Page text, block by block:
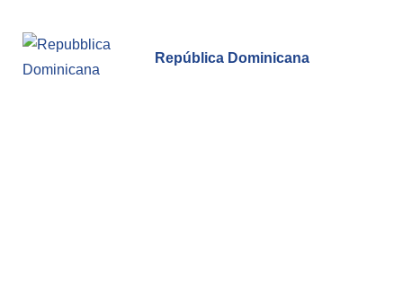
República Dominicana